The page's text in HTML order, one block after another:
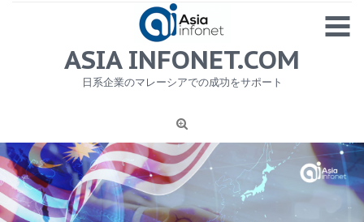
MENU
1
ニュース
労務サービス
プライバシーポリシー及び著作権について
ASIA INFONET.COM
日系企業のマレーシアでの成功をサポート